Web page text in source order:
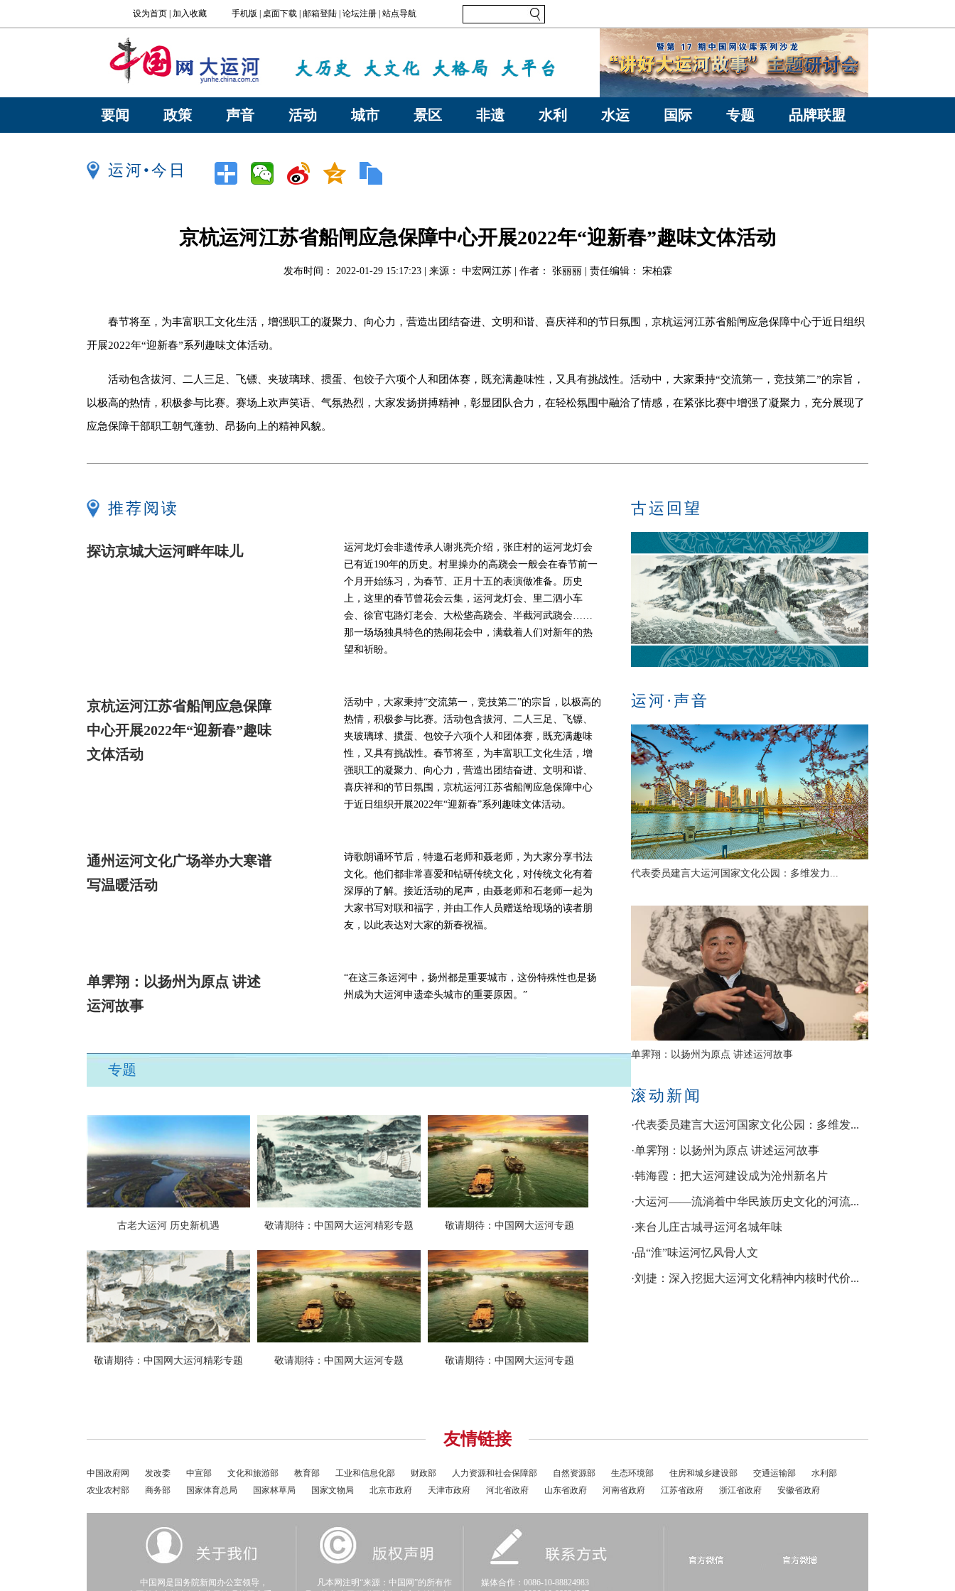
要闻 政策 声音 活动 城市 景区 非遗 水利 水运 国际 专题 品牌联盟
运河•今日
京杭运河江苏省船闸应急保障中心开展2022年“迎新春”趣味文体活动
发布时间： 2022-01-29 15:17:23 | 来源： 中宏网江苏 | 作者： 张丽丽 | 责任编辑： 宋柏霖
春节将至，为丰富职工文化生活，增强职工的凝聚力、向心力，营造出团结奋进、文明和谐、喜庆祥和的节日氛围，京杭运河江苏省船闸应急保障中心于近日组织
开展2022年“迎新春”系列趣味文体活动。
活动包含拔河、二人三足、飞镖、夹玻璃球、掼蛋、包饺子六项个人和团体赛，既充满趣味性，又具有挑战性。活动中，大家秉持“交流第一，竞技第二”的宗旨，
以极高的热情，积极参与比赛。赛场上欢声笑语、气氛热烈，大家发扬拼搏精神，彰显团队合力，在轻松氛围中融洽了情感，在紧张比赛中增强了凝聚力，充分展现了
应急保障干部职工朝气蓬勃、昂扬向上的精神风貌。
推荐阅读
探访京城大运河畔年味儿
运河龙灯会非遗传承人谢兆亮介绍，张庄村的运河龙灯会
已有近190年的历史。村里操办的高跷会一般会在春节前一
个月开始练习，为春节、正月十五的表演做准备。历史
上，这里的春节曾花会云集，运河龙灯会、里二泗小车
会、徐官屯路灯老会、大松垡高跷会、半截河武跷会……
那一场场独具特色的热闹花会中，满载着人们对新年的热
望和祈盼。
京杭运河江苏省船闸应急保障
中心开展2022年“迎新春”趣味
文体活动
活动中，大家秉持“交流第一，竞技第二”的宗旨，以极高的
热情，积极参与比赛。活动包含拔河、二人三足、飞镖、
夹玻璃球、掼蛋、包饺子六项个人和团体赛，既充满趣味
性，又具有挑战性。春节将至，为丰富职工文化生活，增
强职工的凝聚力、向心力，营造出团结奋进、文明和谐、
喜庆祥和的节日氛围，京杭运河江苏省船闸应急保障中心
于近日组织开展2022年“迎新春”系列趣味文体活动。
通州运河文化广场举办大寒谱
写温暖活动
诗歌朗诵环节后，特邀石老师和聂老师，为大家分享书法
文化。他们都非常喜爱和钻研传统文化，对传统文化有着
深厚的了解。接近活动的尾声，由聂老师和石老师一起为
大家书写对联和福字，并由工作人员赠送给现场的读者朋
友，以此表达对大家的新春祝福。
单霁翔：以扬州为原点 讲述
运河故事
“在这三条运河中，扬州都是重要城市，这份特殊性也是扬
州成为大运河申遗牵头城市的重要原因。”
古运回望
运河·声音
代表委员建言大运河国家文化公园：多维发力...
单霁翔：以扬州为原点 讲述运河故事
滚动新闻
·代表委员建言大运河国家文化公园：多维发...
·单霁翔：以扬州为原点 讲述运河故事
·韩海霞：把大运河建设成为沧州新名片
·大运河——流淌着中华民族历史文化的河流...
·来台儿庄古城寻运河名城年味
·品“淮”味运河忆风骨人文
·刘捷：深入挖掘大运河文化精神内核时代价...
友情链接
中国政府网 发改委 中宣部 文化和旅游部 教育部 工业和信息化部 财政部 人力资源和社会保障部 自然资源部 生态环境部 住房和城乡建设部 交通运输部
水利部
农业农村部
商务部 国家体育总局 国家林草局 国家文物局 北京市政府 天津市政府 河北省政府 山东省政府 河南省政府 江苏省政府 浙江省政府 安徽省政府
中国网是国务院新闻办公室领导，
凡本网注明“来源：中国网”的所有作
媒体合作：0086-10-88824983